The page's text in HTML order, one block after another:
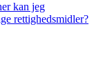
kan jeg
rettighedsmidler?